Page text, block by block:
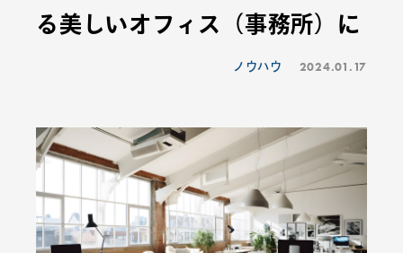
る美しいオフィス（事務所）に
ノウハウ 2024.01.17